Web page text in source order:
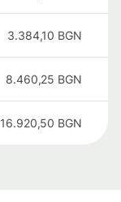
3.384,10 BGN
8.460,25 BGN
16.920,50 BGN